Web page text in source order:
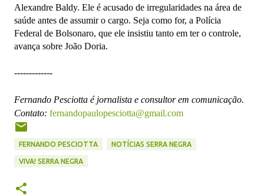
Alexandre Baldy. Ele é acusado de irregularidades na área de
saúde antes de assumir o cargo. Seja como for, a Polícia
Federal de Bolsonaro, que ele insistiu tanto em ter o controle,
avança sobre João Doria.
-------------
Fernando Pesciotta é jornalista e consultor em comunicação.
Contato: fernandopaulopesciotta@gmail.com
FERNANDO PESCIOTTA NOTÍCIAS SERRA NEGRA
VIVA! SERRA NEGRA